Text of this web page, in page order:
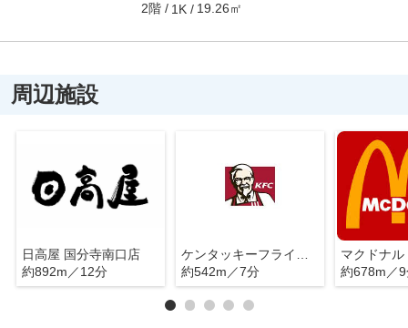
2階 1K 19.26㎡
周辺施設
日高屋 国分寺南口店
約892m／12分
ケンタッキーフライドチキン 国分寺店
約542m／7分
マクドナ
約678m／